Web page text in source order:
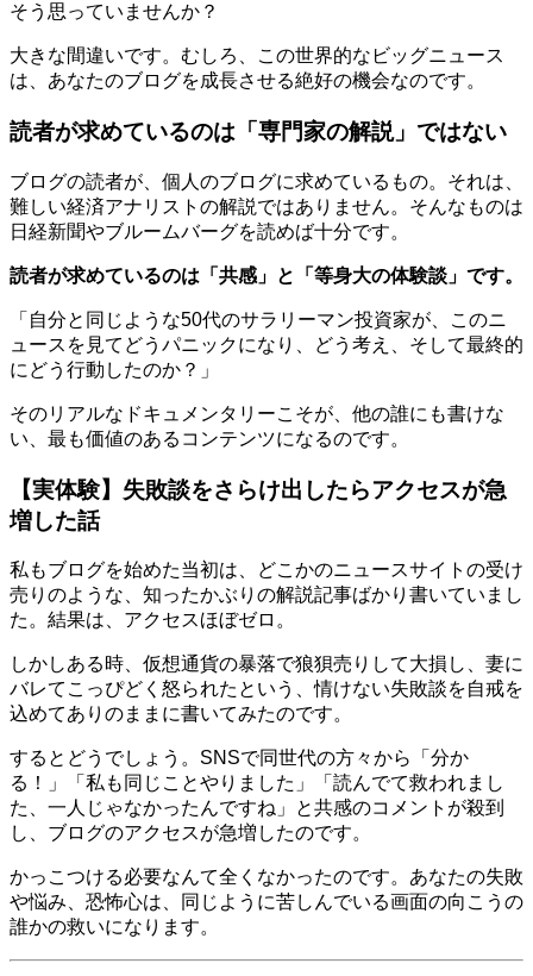
そう思っていませんか？
大きな間違いです。むしろ、この世界的なビッグニュース
は、あなたのブログを成長させる絶好の機会なのです。
読者が求めているのは「専門家の解説」ではない
ブログの読者が、個人のブログに求めているもの。それは、
難しい経済アナリストの解説ではありません。そんなものは
日経新聞やブルームバーグを読めば十分です。
読者が求めているのは「共感」と「等身大の体験談」です。
「自分と同じような50代のサラリーマン投資家が、このニ
ュースを見てどうパニックになり、どう考え、そして最終的
にどう行動したのか？」
そのリアルなドキュメンタリーこそが、他の誰にも書けな
い、最も価値のあるコンテンツになるのです。
【実体験】失敗談をさらけ出したらアクセスが急
増した話
私もブログを始めた当初は、どこかのニュースサイトの受け
売りのような、知ったかぶりの解説記事ばかり書いていまし
た。結果は、アクセスほぼゼロ。
しかしある時、仮想通貨の暴落で狼狽売りして大損し、妻に
バレてこっぴどく怒られたという、情けない失敗談を自戒を
込めてありのままに書いてみたのです。
するとどうでしょう。SNSで同世代の方々から「分か
る！」「私も同じことやりました」「読んでて救われまし
た、一人じゃなかったんですね」と共感のコメントが殺到
し、ブログのアクセスが急増したのです。
かっこつける必要なんて全くなかったのです。あなたの失敗
や悩み、恐怖心は、同じように苦しんでいる画面の向こうの
誰かの救いになります。